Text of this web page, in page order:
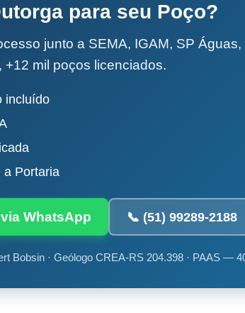
para seu Poço?
junto a SEMA, IGAM, SP
mil poços licenciados.
incluído
a Portaria
WhatsApp 📞 (51) 99289-2188
Bobsin · Geólogo CREA-RS 204.398 · PAAS —